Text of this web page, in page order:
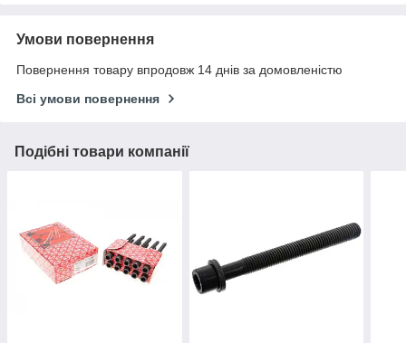
Умови повернення
Повернення товару впродовж 14 днів за домовленістю
Всі умови повернення
Подібні товари компанії